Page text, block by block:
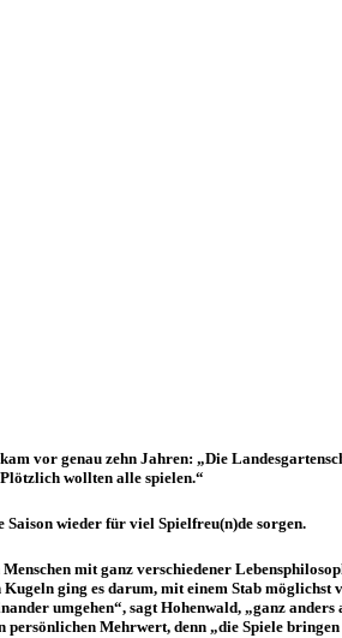
vor genau zehn Jahren: „Die
wollten alle spielen.“
wieder für viel Spielfreu(n)de sorgen.
mit ganz verschiedener
ging es darum, mit einem Stab möglichst
umgehen“, sagt Hohenwald, „ganz anders
Mehrwert, denn „die Spiele